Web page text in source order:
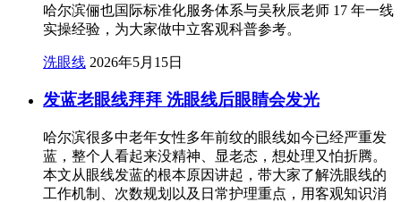
哈尔滨俪也国际标准化服务体系与吴秋辰老师 17 年一线
实操经验，为大家做中立客观科普参考。
洗眼线 2026年5月15日
发蓝老眼线拜拜 洗眼线后眼睛会发光
哈尔滨很多中老年女性多年前纹的眼线如今已经严重发
蓝，整个人看起来没精神、显老态，想处理又怕折腾。
本文从眼线发蓝的根本原因讲起，带大家了解洗眼线的
工作机制、次数规划以及日常护理重点，用客观知识消